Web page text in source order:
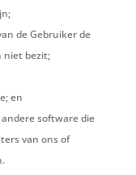
de Gebruiker de
niet bezit;
en
software die
van ons of